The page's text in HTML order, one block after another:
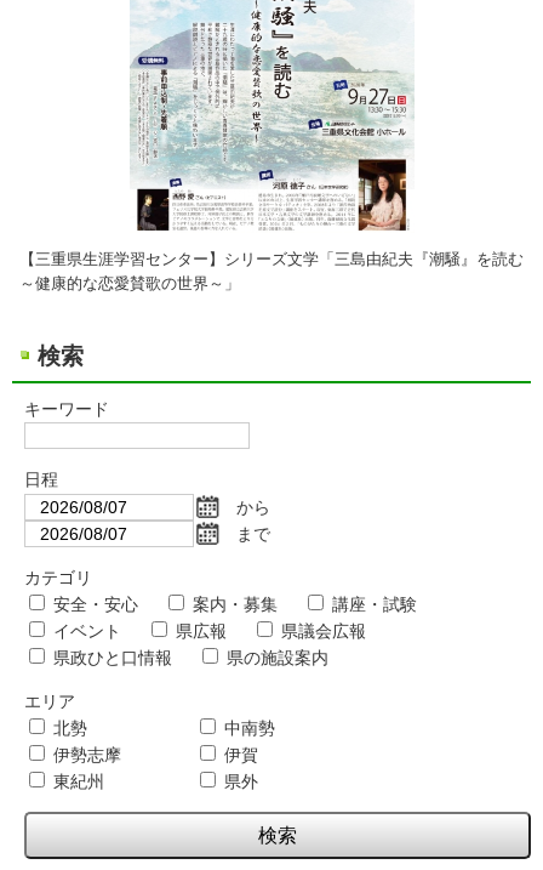
【三重県生涯学習センター】シリーズ文学「三島由紀夫『潮騒』を読む
～健康的な恋愛賛歌の世界～」
検索
キーワード
日程
から
まで
カテゴリ
安全・安心
案内・募集
講座・試験
イベント
県広報
県議会広報
県政ひと口情報
県の施設案内
エリア
北勢
中南勢
伊勢志摩
伊賀
東紀州
県外